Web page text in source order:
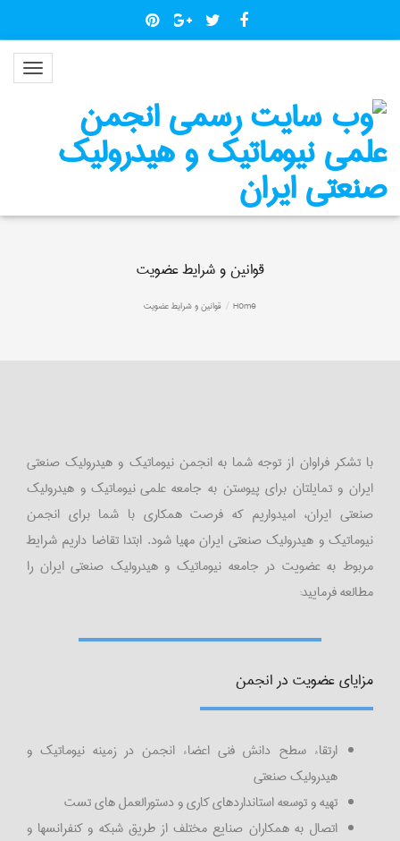
قوانین و شرایط عضویت
Home قوانین و شرایط عضویت
با تشکر فراوان از توجه شما به انجمن نیوماتیک و هیدرولیک صنعتی
ایران و تمایلتان برای پیوستن به جامعه علمی نیوماتیک و هیدرولیک
صنعتی ایران، امیدواریم که فرصت همکاری با شما برای انجمن
نیوماتیک و هیدرولیک صنعتی ایران مهیا شود. ابتدا تقاضا داریم شرایط
مربوط به عضویت در جامعه نیوماتیک و هیدرولیک صنعتی ایران را
مطالعه فرمایید:
مزایای عضویت در انجمن
ارتقاء سطح دانش فنی اعضاء انجمن در زمینه نیوماتیک و
هیدرولیک صنعتی
تهیه و توسعه استانداردهای کاری و دستورالعمل های تست
اتصال به همکاران صنایع مختلف از طریق شبکه و کنفرانسها‌ و